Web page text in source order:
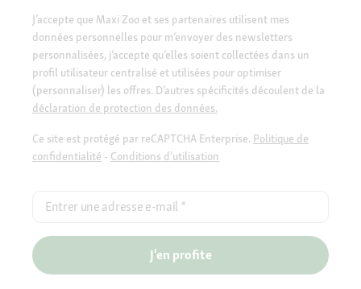
J’accepte que Maxi Zoo et ses partenaires utilisent mes
données personnelles pour m’envoyer des newsletters
personnalisées, j’accepte qu’elles soient collectées dans un
profil utilisateur centralisé et utilisées pour optimiser
(personnaliser) les offres. D’autres spécificités découlent de la
déclaration de protection des données.
Ce site est protégé par reCAPTCHA Enterprise. Politique de
confidentialité - Conditions d'utilisation
Entrer une adresse e-mail *
J'en profite